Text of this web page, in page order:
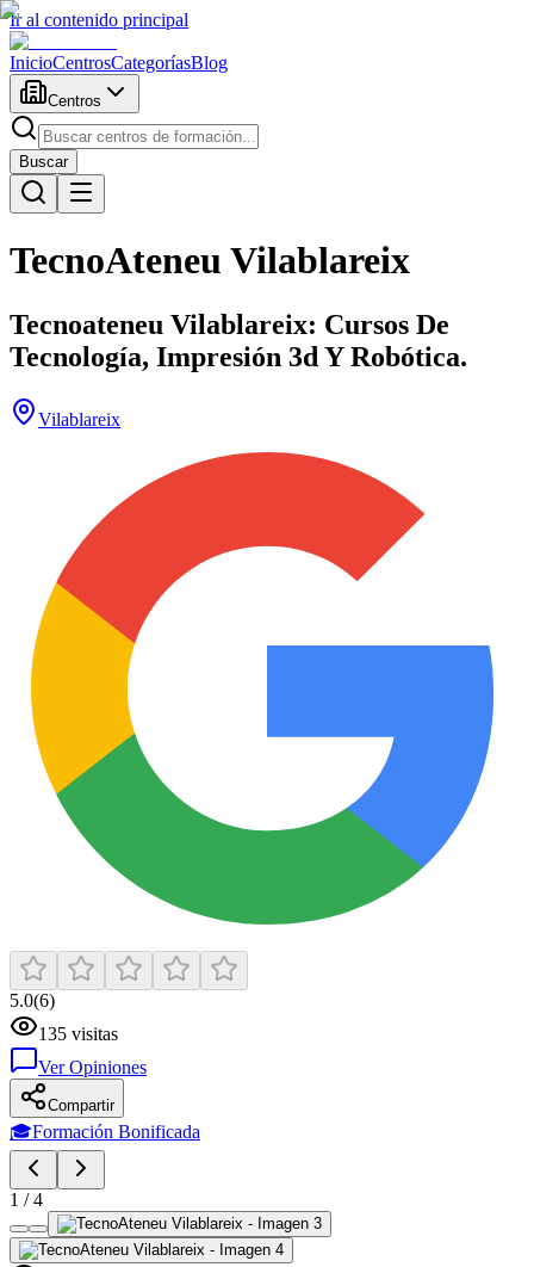
Ir al contenido principal
InicioCentrosCategoríasBlog
Centros
Buscar
TecnoAteneu Vilablareix
Tecnoateneu Vilablareix: Cursos De
Tecnología, Impresión 3d Y Robótica.
Vilablareix
5.0(6)
135 visitas
Ver Opiniones
Compartir
🎓Formación Bonificada
1 /4